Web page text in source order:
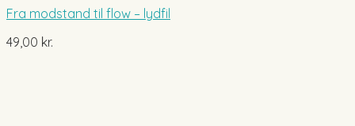
Fra modstand til flow – lydfil
49,00 kr.